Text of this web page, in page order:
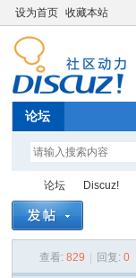
设为首页 收藏本站
论坛
论坛
›
Discuz!
›
查看: 829 回复: 0